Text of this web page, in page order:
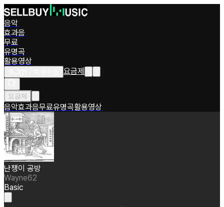
음악
효과음
무료
유명곡
활용영상
요금제
요금제
음악효과음무료유명곡활용영상
난쟁이 공방
Wayne62
Basic